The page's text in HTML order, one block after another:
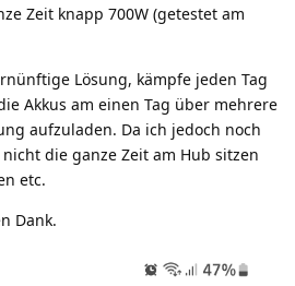
Zeit knapp 700W (getestet am
Lösung, kämpfe jeden Tag
Akkus am einen Tag über mehrere
aufzuladen. Da ich jedoch noch
die ganze Zeit am Hub sitzen
etc.
Dank.